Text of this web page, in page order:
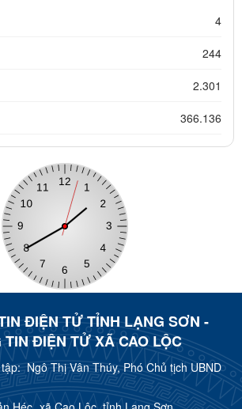
4
244
2.301
366.136
ĐIỆN TỬ TỈNH LẠNG SƠN -
TIN ĐIỆN TỬ XÃ CAO LỘC
Ngô Thị Vân Thúy, Phó Chủ tịch UBND